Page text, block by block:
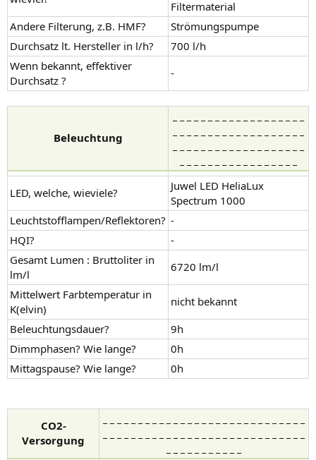
Filtermaterial
Andere Filterung, z.B. HMF?
Strömungspumpe
Durchsatz lt. Hersteller in l/h?
700 l/h
Wenn bekannt, effektiver
Durchsatz ?
-
Beleuchtung
LED, welche, wieviele?
Juwel LED HeliaLux
Spectrum 1000
Leuchtstofflampen/Reflektoren? -
HQI?
-
Gesamt Lumen : Bruttoliter in
lm/l
6720 lm/l
Mittelwert Farbtemperatur in
K(elvin)
nicht bekannt
Beleuchtungsdauer?
9h
Dimmphasen? Wie lange?
0h
Mittagspause? Wie lange?
0h
CO2-
Versorgung